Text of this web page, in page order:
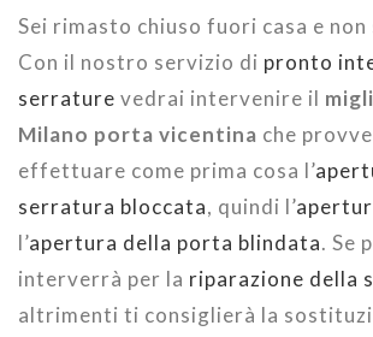
Sei rimasto chiuso fuori casa e non
Con il nostro servizio di pronto
serrature vedrai intervenire il
Milano porta vicentina che
effettuare come prima cosa l’
serratura bloccata, quindi l’
l’apertura della porta blindata. Se
interverrà per la riparazione della
altrimenti ti consiglierà la